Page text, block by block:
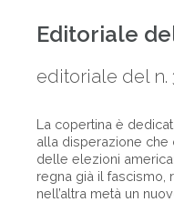
Editoriale
editoriale del n.
La copertina è
alla disperazione che
delle elezioni
regna già il fascismo,
nell’altra metà un